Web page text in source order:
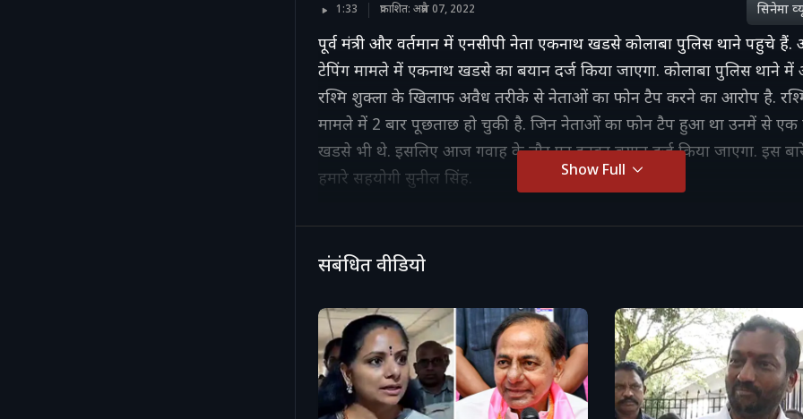
1:33 प्रकाशित: अप्रैल 07, 2022 सिनेमा
पूर्व मंत्री और वर्तमान में एनसीपी नेता एकनाथ खडसे कोलाबा पुलिस थाने पहुचे
टेपिंग मामले में एकनाथ खडसे का बयान दर्ज किया जाएगा. कोलाबा पुलिस थाने
रश्मि शुक्ला के खिलाफ अवैध तरीके से नेताओं का फोन टैप करने का आरोप है.
मामले में 2 बार पूछताछ हो चुकी है. जिन नेताओं का फोन टैप हुआ था उनमें से एक
खडसे भी थे. इसलिए आज गवाह के तौर पर इनका बयान दर्ज किया जाएगा. इस
हमारे सहयोगी सुनील सिंह.
Show Full
संबंधित वीडियो